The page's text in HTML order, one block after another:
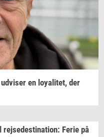
ud­vi­ser en loy­a­li­tet, der
rej­se­desti­na­tion: Ferie på